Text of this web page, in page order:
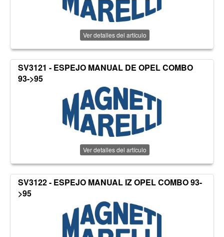
Ver detalles del artículo
SV3121 - ESPEJO MANUAL DE OPEL COMBO
93->95
Ver detalles del artículo
SV3122 - ESPEJO MANUAL IZ OPEL COMBO 93-
>95